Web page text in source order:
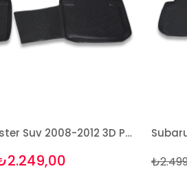
Subaru Forester Suv 2008-2012 3D Paspas Takımı Bizymo